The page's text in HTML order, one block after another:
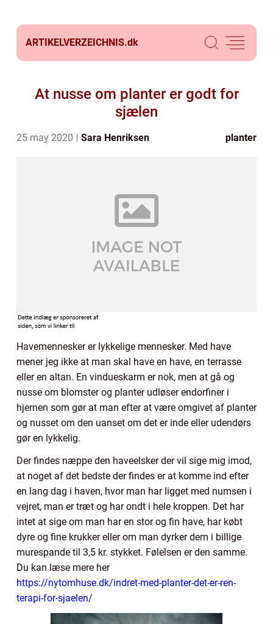
ARTIKELVERZEICHNIS.dk
At nusse om planter er godt for
sjælen
25 may 2020 Sara Henriksen planter
Havemennesker er lykkelige mennesker. Med have
mener jeg ikke at man skal have en have, en terrasse
eller en altan. En vindueskarm er nok, men at gå og
nusse om blomster og planter udløser endorfiner i
hjernen som gør at man efter at være omgivet af planter
og nusset om den uanset om det er inde eller udendørs
gør en lykkelig.
Der findes næppe den haveelsker der vil sige mig imod,
at noget af det bedste der findes er at komme ind efter
en lang dag i haven, hvor man har ligget med numsen i
vejret, man er træt og har ondt i hele kroppen. Det har
intet at sige om man har en stor og fin have, har købt
dyre og fine krukker eller om man dyrker dem i billige
murespande til 3,5 kr. stykket. Følelsen er den samme.
Du kan læse mere her
https://nytomhuse.dk/indret-med-planter-det-er-ren-
terapi-for-sjaelen/